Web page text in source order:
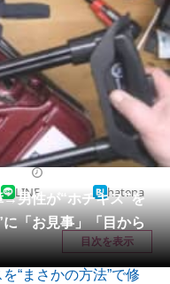
ス
育児
チ
→男性が“ホチキス”を
「お見事」「目から
LINE hatena
目次を表示
“まさかの方法”で修